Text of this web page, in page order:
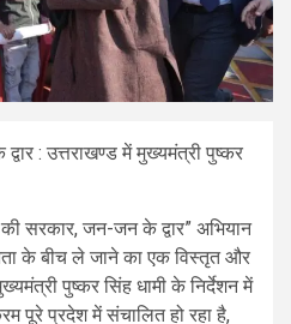
: उत्तराखण्ड में मुख्यमंत्री पुष्कर
सरकार, जन-जन के द्वार” अभियान
के बीच ले जाने का एक विस्तृत और
पुष्कर सिंह धामी के निर्देशन में
पूरे प्रदेश में संचालित हो रहा है,